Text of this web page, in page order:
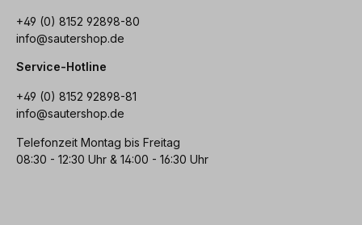
+49 (0) 8152 92898-80
info@sautershop.de
Service-Hotline
+49 (0) 8152 92898-81
info@sautershop.de
Telefonzeit Montag bis Freitag
08:30 - 12:30 Uhr & 14:00 - 16:30 Uhr